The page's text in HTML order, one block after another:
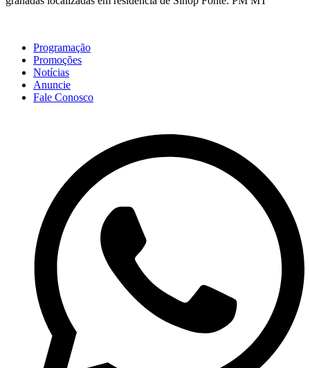
Programação
Promoções
Notícias
Anuncie
Fale Conosco